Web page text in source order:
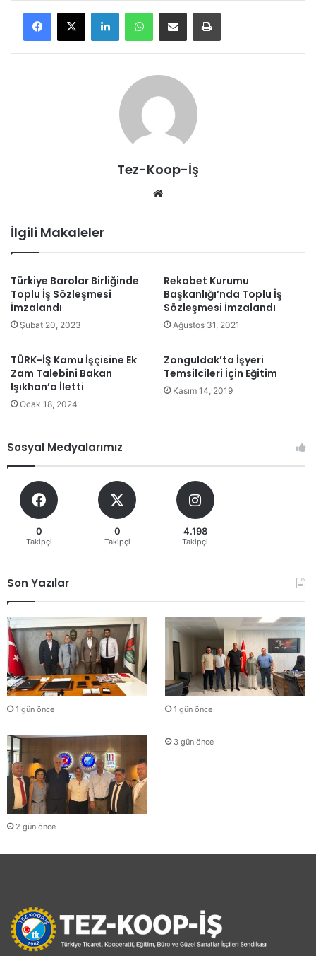
Tez-Koop-İş
İlgili Makaleler
Türkiye Barolar Birliğinde
Toplu İş Sözleşmesi
İmzalandı
Şubat 20, 2023
Rekabet Kurumu
Başkanlığı’nda Toplu İş
Sözleşmesi İmzalandı
Ağustos 31, 2021
TÜRK-İŞ Kamu İşçisine Ek
Zam Talebini Bakan
Işıkhan’a İletti
Ocak 18, 2024
Zonguldak’ta İşyeri
Temsilcileri İçin Eğitim
Kasım 14, 2019
Sosyal Medyalarımız
0
Takipçi
0
Takipçi
4.198
Takipçi
Son Yazılar
1 gün önce 1 gün önce
2 gün önce
3 gün önce